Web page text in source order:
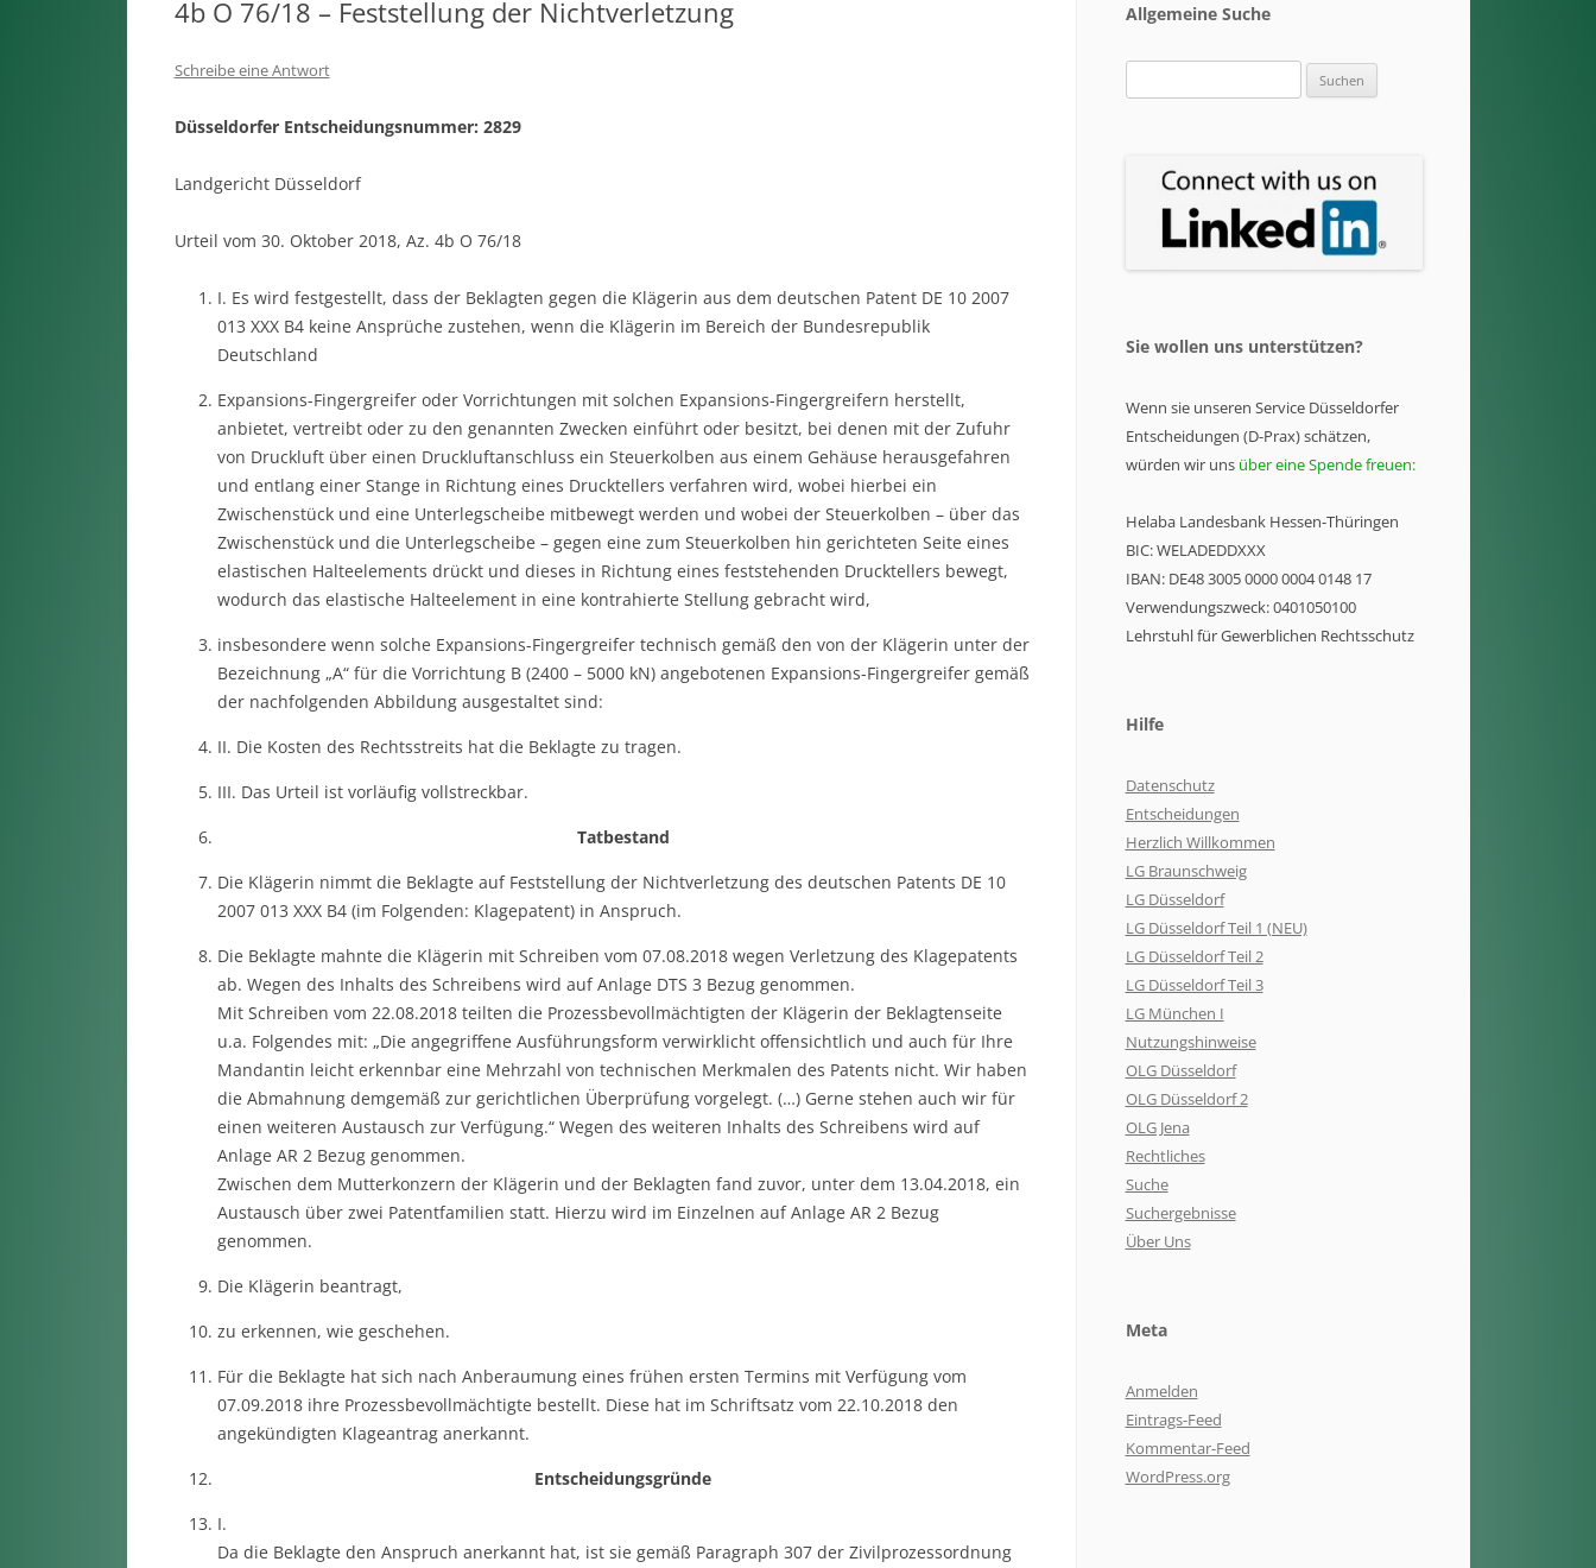
4b O 76/18 – Feststellung der Nichtverletzung
Schreibe eine Antwort
Düsseldorfer Entscheidungsnummer: 2829
Landgericht Düsseldorf
Urteil vom 30. Oktober 2018, Az. 4b O 76/18
I. Es wird festgestellt, dass der Beklagten gegen die Klägerin aus dem deutschen Patent DE 10 2007
013 XXX B4 keine Ansprüche zustehen, wenn die Klägerin im Bereich der Bundesrepublik
Deutschland
Expansions-Fingergreifer oder Vorrichtungen mit solchen Expansions-Fingergreifern herstellt,
anbietet, vertreibt oder zu den genannten Zwecken einführt oder besitzt, bei denen mit der Zufuhr
von Druckluft über einen Druckluftanschluss ein Steuerkolben aus einem Gehäuse herausgefahren
und entlang einer Stange in Richtung eines Drucktellers verfahren wird, wobei hierbei ein
Zwischenstück und eine Unterlegscheibe mitbewegt werden und wobei der Steuerkolben – über das
Zwischenstück und die Unterlegscheibe – gegen eine zum Steuerkolben hin gerichteten Seite eines
elastischen Halteelements drückt und dieses in Richtung eines feststehenden Drucktellers bewegt,
wodurch das elastische Halteelement in eine kontrahierte Stellung gebracht wird,
insbesondere wenn solche Expansions-Fingergreifer technisch gemäß den von der Klägerin unter der
Bezeichnung „A“ für die Vorrichtung B (2400 – 5000 kN) angebotenen Expansions-Fingergreifer gemäß
der nachfolgenden Abbildung ausgestaltet sind:
II. Die Kosten des Rechtsstreits hat die Beklagte zu tragen.
III. Das Urteil ist vorläufig vollstreckbar.
Tatbestand
Die Klägerin nimmt die Beklagte auf Feststellung der Nichtverletzung des deutschen Patents DE 10
2007 013 XXX B4 (im Folgenden: Klagepatent) in Anspruch.
Die Beklagte mahnte die Klägerin mit Schreiben vom 07.08.2018 wegen Verletzung des Klagepatents
ab. Wegen des Inhalts des Schreibens wird auf Anlage DTS 3 Bezug genommen.
Mit Schreiben vom 22.08.2018 teilten die Prozessbevollmächtigten der Klägerin der Beklagtenseite
u.a. Folgendes mit: „Die angegriffene Ausführungsform verwirklicht offensichtlich und auch für Ihre
Mandantin leicht erkennbar eine Mehrzahl von technischen Merkmalen des Patents nicht. Wir haben
die Abmahnung demgemäß zur gerichtlichen Überprüfung vorgelegt. (…) Gerne stehen auch wir für
einen weiteren Austausch zur Verfügung.“ Wegen des weiteren Inhalts des Schreibens wird auf
Anlage AR 2 Bezug genommen.
Zwischen dem Mutterkonzern der Klägerin und der Beklagten fand zuvor, unter dem 13.04.2018, ein
Austausch über zwei Patentfamilien statt. Hierzu wird im Einzelnen auf Anlage AR 2 Bezug
genommen.
Die Klägerin beantragt,
zu erkennen, wie geschehen.
Für die Beklagte hat sich nach Anberaumung eines frühen ersten Termins mit Verfügung vom
07.09.2018 ihre Prozessbevollmächtigte bestellt. Diese hat im Schriftsatz vom 22.10.2018 den
angekündigten Klageantrag anerkannt.
Entscheidungsgründe
I.
Da die Beklagte den Anspruch anerkannt hat, ist sie gemäß Paragraph 307 der Zivilprozessordnung
Allgemeine Suche
nach:
Sie wollen uns unterstützen?
Wenn sie unseren Service Düsseldorfer
Entscheidungen (D-Prax) schätzen,
würden wir uns über eine Spende freuen:
Helaba Landesbank Hessen-Thüringen
BIC: WELADEDDXXX
IBAN: DE48 3005 0000 0004 0148 17
Verwendungszweck: 0401050100
Lehrstuhl für Gewerblichen Rechtsschutz
Hilfe
Datenschutz
Entscheidungen
Herzlich Willkommen
LG Braunschweig
LG Düsseldorf
LG Düsseldorf Teil 1 (NEU)
LG Düsseldorf Teil 2
LG Düsseldorf Teil 3
LG München I
Nutzungshinweise
OLG Düsseldorf
OLG Düsseldorf 2
OLG Jena
Rechtliches
Suche
Suchergebnisse
Über Uns
Meta
Anmelden
Eintrags-Feed
Kommentar-Feed
WordPress.org